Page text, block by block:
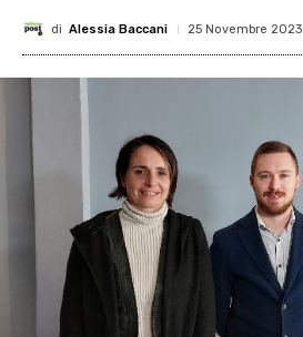
di Alessia Baccani 25 Novembre 2023